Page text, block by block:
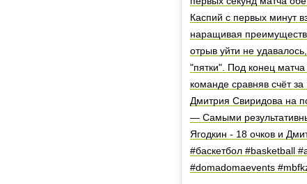
Каспий с первых минут
наращивая
отрыв уйти не
"пятки". Под конец
команде сравняв счёт
Дмитрия Свиридова на
— Самыми
Ягодкин - 18 очков и
#баскетбол #basketball
#domadomaevents